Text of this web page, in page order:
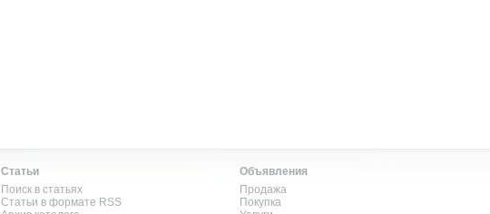
Статьи
Поиск в статьях
Статьи в формате RSS
Объявления
Продажа
Покупка